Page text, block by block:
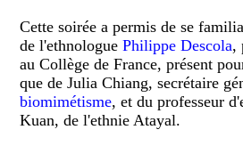
Cette soirée a permis de se
de l'ethnologuePhilippe Descola,
au Collège de France, présent
que de Julia Chiang, secrétaire
biomimétisme, et du professeur
Kuan, de l'ethnie Atayal.